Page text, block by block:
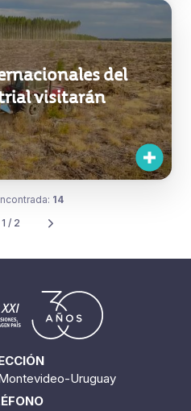
del
visitarán
Uruguay